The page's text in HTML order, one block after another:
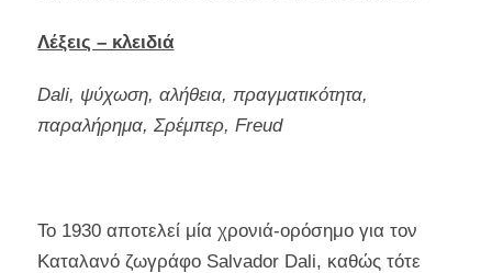
Λέξεις – κλειδιά
Dali, ψύχωση, αλήθεια, πραγματικότητα,
παραλήρημα, Σρέμπερ, Freud
Το 1930 αποτελεί μία χρονιά-ορόσημο για τον
Καταλανό ζωγράφο Salvador Dali, καθώς τότε